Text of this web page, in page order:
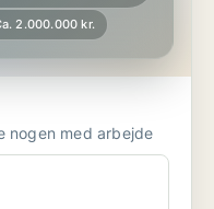
2.000.000 kr.
nogen med arbejde